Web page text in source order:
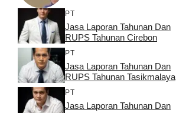
PT
Jasa Laporan Tahunan Dan
RUPS Tahunan Cirebon
PT
Jasa Laporan Tahunan Dan
RUPS Tahunan Tasikmalaya
PT
Jasa Laporan Tahunan Dan